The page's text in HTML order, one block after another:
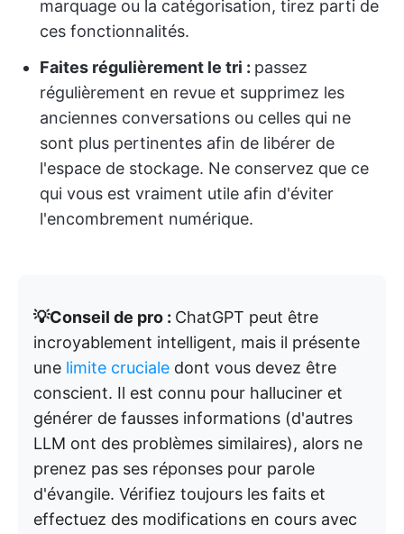
marquage ou la catégorisation, tirez parti de
ces fonctionnalités.
Faites régulièrement le tri : passez
régulièrement en revue et supprimez les
anciennes conversations ou celles qui ne
sont plus pertinentes afin de libérer de
l'espace de stockage. Ne conservez que ce
qui vous est vraiment utile afin d'éviter
l'encombrement numérique.
💡Conseil de pro : ChatGPT peut être
incroyablement intelligent, mais il présente
une limite cruciale dont vous devez être
conscient. Il est connu pour halluciner et
générer de fausses informations (d'autres
LLM ont des problèmes similaires), alors ne
prenez pas ses réponses pour parole
d'évangile. Vérifiez toujours les faits et
effectuez des modifications en cours avec